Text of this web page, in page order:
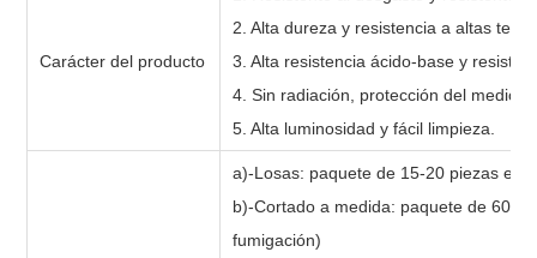
Carácter del producto
2. Alta dureza y resistencia a altas
3. Alta resistencia ácido-base y
4. Sin radiación, protección del medio
5. Alta luminosidad y fácil limpieza.
a)-Losas: paquete de 15-20 piezas en
b)-Cortado a medida: paquete de 60-
fumigación)